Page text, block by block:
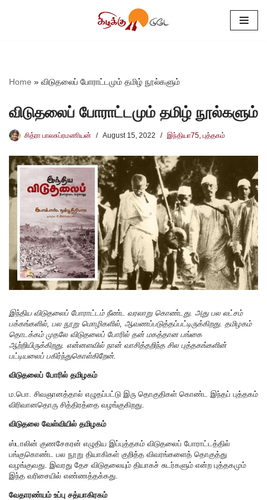
Home » விடுதலைப் போராட்டமும் தமிழ் நூல்களும்
விடுதலைப் போராட்டமும் தமிழ் நூல்களும்
சித்ரா பாலசுப்ரமணியன் August 15, 2022 இந்தியா75 புத்தகம்
இந்திய விடுதலைப் போராட்டம் நீண்ட வரலாறு கொண்டது. அது பல லட்சம்
பக்கங்களில், பல நூறு மொழிகளில், ஆவணப்படுத்தப்பட்டிருக்கிறது. தமிழகம்
தொடக்கம் முதலே விடுதலைப் போரில் தன் மகத்தான பங்கை
ஆற்றியிருக்கிறது. என்னளவில் நான் வாசித்தறிந்த சில புத்தகங்களின்
பட்டியலைப் பகிர்ந்துகொள்கிறேன்.
விடுதலைப் போரில் தமிழகம்
ம.பொ. சிவஞானத்தால் எழுதப்பட்டு இரு தொகுதிகள் கொண்ட இந்தப் புத்தகம்
விரிவானதொரு சித்திரத்தை வழங்குகிறது.
விடுதலை வேள்வியில் தமிழகம்
ஸ்டாலின் குணசேகரன் எழுதிய இப்புத்தகம் விடுதலைப் போராட்டத்தில்
பங்குகொண்ட பல நூறு தியாகிகள் குறித்த விவரங்களைத் தொகுத்து
வழங்குவது. இவரது தேச விடுதலையும் தியாகச் சுடர்களும் என்ற புத்தகமும்
இந்த வரிசையில் எண்ணத்தக்கது.
வேதாரண்யம் உப்பு சத்யாகிரகம்